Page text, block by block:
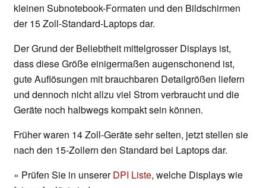
kleinen Subnotebook-Formaten und den Bildschirmen
der 15 Zoll-Standard-Laptops dar.
Der Grund der Beliebtheit mittelgrosser Displays ist,
dass diese Größe einigermaßen augenschonend ist,
gute Auflösungen mit brauchbaren Detailgrößen liefern
und dennoch nicht allzu viel Strom verbraucht und die
Geräte noch halbwegs kompakt sein können.
Früher waren 14 Zoll-Geräte sehr selten, jetzt stellen sie
nach den 15-Zollern den Standard bei Laptops dar.
» Prüfen Sie in unsererDPI Liste, welche Displays wie